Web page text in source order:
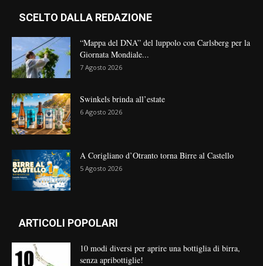
SCELTO DALLA REDAZIONE
“Mappa del DNA” del luppolo con Carlsberg per la
Giornata Mondiale...
7 Agosto 2026
Swinkels brinda all’estate
6 Agosto 2026
A Corigliano d’Otranto torna Birre al Castello
5 Agosto 2026
ARTICOLI POPOLARI
10 modi diversi per aprire una bottiglia di birra,
senza apribottiglie!